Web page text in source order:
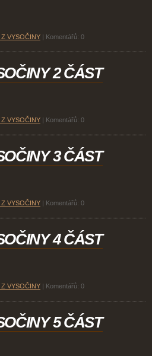
Z VYSOČINY Komentářů: 0
2 ČÁST
Z VYSOČINY Komentářů: 0
3 ČÁST
Z VYSOČINY Komentářů: 0
4 ČÁST
Z VYSOČINY Komentářů: 0
5 ČÁST